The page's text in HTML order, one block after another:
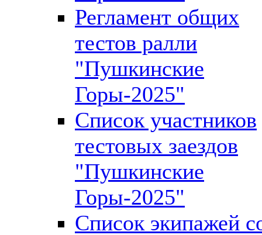
Регламент общих
тестов ралли
"Пушкинские
Горы-2025"
Список участников
тестовых заездов
"Пушкинские
Горы-2025"
Список экипажей